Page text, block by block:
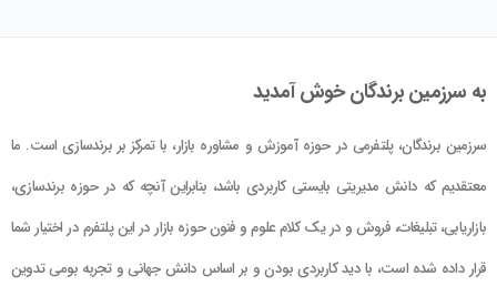
به سرزمین برندگان خوش آمدید
سرزمین برندگان، پلتفرمی در حوزه آموزش و مشاوره بازار، با تمرکز بر برندسازی است. ما
معتقدیم که دانش مدیریتی بایستی کاربردی باشد، بنابراین آنچه که در حوزه برندسازی،
بازاریابی، تبلیغات، فروش و در یک کلام علوم و فنون حوزه بازار در این پلتفرم در اختیار شما
قرار داده شده است، با دید کاربردی بودن و بر اساس دانش جهانی و تجربه بومی تدوین